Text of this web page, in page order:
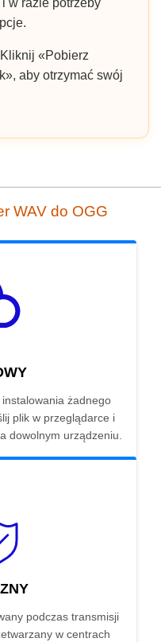
w razie potrzeby
Kliknij «Pobierz
aby otrzymać swój
WAV do OGG
żadnego
plik w przeglądarce i
dowolnym urządzeniu.
podczas transmisji
w centrach